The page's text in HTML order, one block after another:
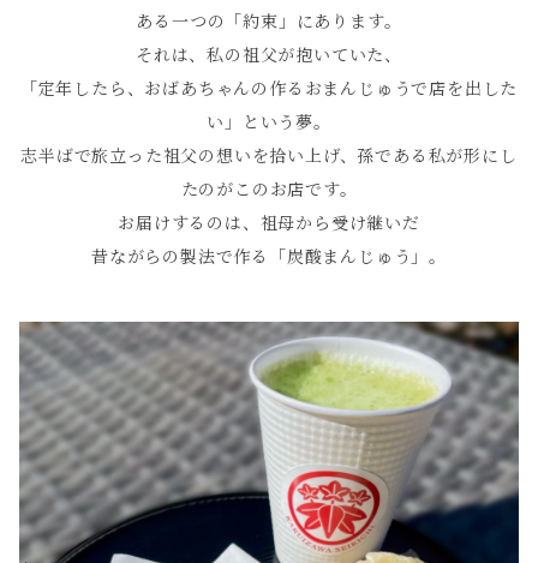
ある一つの「約束」にあります。
それは、私の祖父が抱いていた、
「定年したら、おばあちゃんの作るおまんじゅうで店を出した
い」という夢。
志半ばで旅立った祖父の想いを拾い上げ、孫である私が形にし
たのがこのお店です。
お届けするのは、祖母から受け継いだ
昔ながらの製法で作る「炭酸まんじゅう」。